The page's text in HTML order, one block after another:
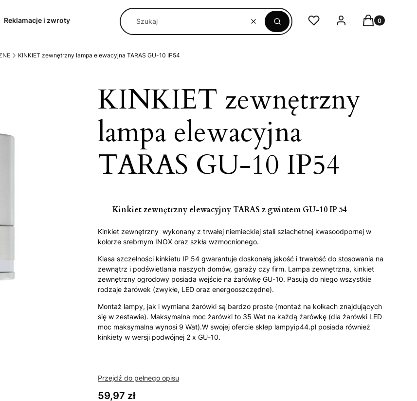
Reklamacje i zwroty
WyczyśćSzukaj
Ulubione Zaloguj sięProdukty w
Koszyk
KINKIET zewnętrzny lampa elewacyjna TARAS GU-10 IP54
KINKIET zewnętrzny
lampa elewacyjna
TARAS GU-10 IP54
Kinkiet zewnętrzny elewacyjny TARAS z gwintem GU-10 IP 54
Kinkiet zewnętrzny wykonany z trwałej niemieckiej stali szlachetnej kwasoodpornej w
kolorze srebrnym INOX oraz szkła wzmocnionego.
Klasa szczelności kinkietu IP 54 gwarantuje doskonałą jakość i trwałość do stosowania na
zewnątrz i podświetlania naszych domów, garaży czy firm. Lampa zewnętrzna, kinkiet
zewnętrzny ogrodowy posiada wejście na żarówkę GU-10. Pasują do niego wszystkie
rodzaje żarówek (zwykłe, LED oraz energooszczędne).
Montaż lampy, jak i wymiana żarówki są bardzo proste (montaż na kołkach znajdujących
się w zestawie). Maksymalna moc żarówki to 35 Wat na każdą żarówkę (dla żarówki LED
moc maksymalna wynosi 9 Wat).W swojej ofercie sklep lampyip44.pl posiada również
kinkiety w wersji podwójnej 2 x GU-10.
Przejdź do pełnego opisu
Cena
59,97 zł